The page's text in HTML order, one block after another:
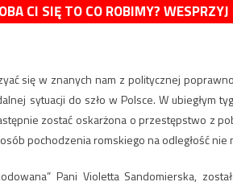
CI SIĘ TO CO ROBIMY?
się w znanych nam z politycznej
sytuacji do szło w Polsce. W ubiegłym
zostać oskarżona o przestępstwo z
pochodzenia romskiego na odległość nie
Pani Violetta Sandomierska,